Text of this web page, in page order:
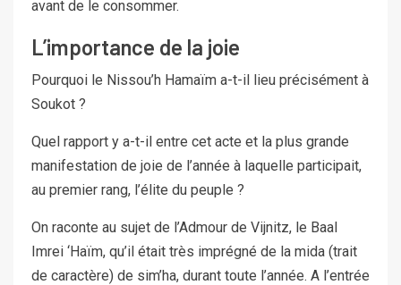
avant de le consommer.
L’importance de la joie
Pourquoi le Nissou’h Hamaïm a-t-il lieu précisément à
Soukot ?
Quel rapport y a-t-il entre cet acte et la plus grande
manifestation de joie de l’année à laquelle participait,
au premier rang, l’élite du peuple ?
On raconte au sujet de l’Admour de Vijnitz, le Baal
Imrei ‘Haïm, qu’il était très imprégné de la mida (trait
de caractère) de sim’ha, durant toute l’année. A l’entrée